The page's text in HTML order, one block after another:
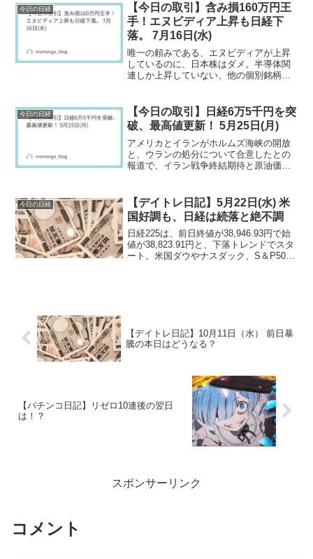
今日の日経
【今日の取引】含み損160万円王
手！エヌビディア上昇も日経下
落。 7月16日(水)
唯一の頼みである、エヌビディアが上昇
しているのに、日本株はダメ。半導体関
連しか上昇していない、他の個別銘柄は
今日の日経
【今日の取引】日経6万5千円を突
破、最高値更新！ 5月25日(月)
アメリカとイランがホルムズ海峡の開放
と、ウランの処分について合意したとの
報道で、イラン戦争終結期待と原油価格
せるも、下落した銘柄の方が多く日本市
場全体の上昇とはならなかった。
今日の日経
【デイトレ日記】5月22日(水) 米
国好調も、日経は続落と絶不調
日経225は、前日終値が38,946.93円で始
値が38,823.91円と、下落トレンドでスタ
ート。米国ダウやナスダック、S＆P500
【デイトレ日記】10月11日（水） 前日暴
騰の本日はどうなる？
【パチンコ日記】リゼロ10連後の翌日
は！？
スポンサーリンク
コメント